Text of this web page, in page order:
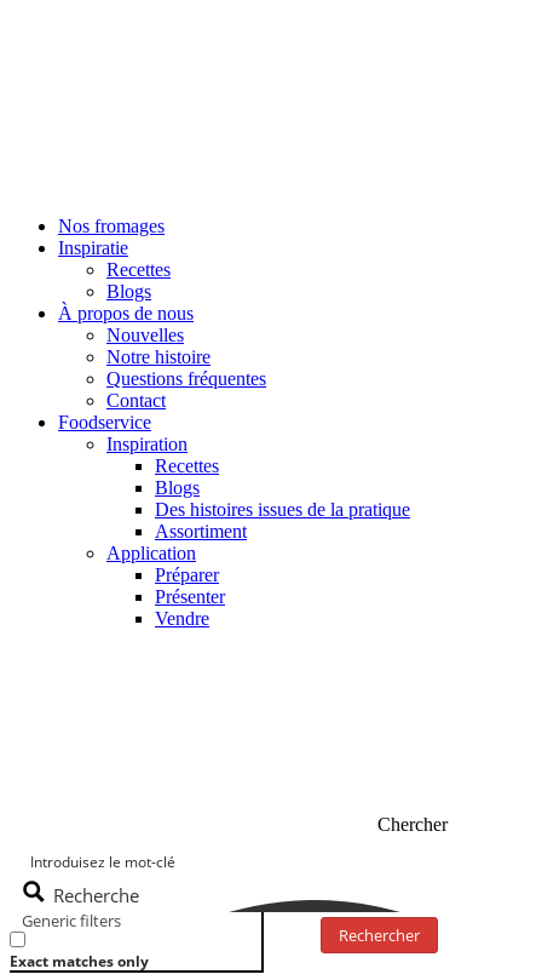
Nos fromages
Inspiratie
Recettes
Blogs
À propos de nous
Nouvelles
Notre histoire
Questions fréquentes
Contact
Foodservice
Inspiration
Recettes
Blogs
Des histoires issues de la pratique
Assortiment
Application
Préparer
Présenter
Vendre
Chercher
Recherche
Generic filters
Exact matches only
Rechercher